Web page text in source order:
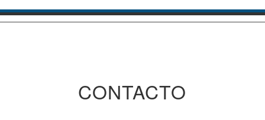
CONTACTO